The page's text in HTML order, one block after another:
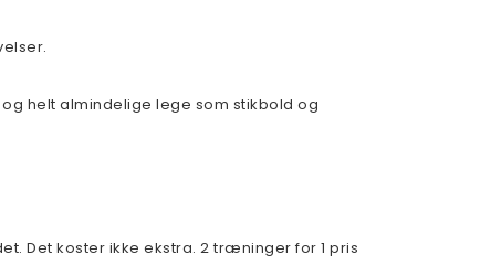
helt almindelige lege som stikbold og
Det koster ikke ekstra. 2 træninger for 1 pris